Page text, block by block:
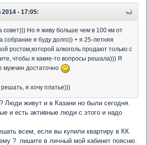
- 17:05:
Но я живу больше чем в 100 км от
собрание я буду долго)) + я 25-летняя
ростом,которой алкоголь продают только с
чтобы я какие-то вопросы решала))) Я
достаточно
я хочу платье)))
Люди живут и в Казани но были сегодня.
и есть активные люди с этого и надо
всем, если вы купили квартиру в КК.
? пишите в личный мой кабинет поясню.